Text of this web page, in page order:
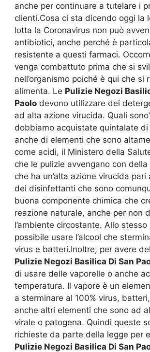
anche per continuare a tutelare i
clienti.Cosa ci sta dicendo oggi la
lotta la Coronavirus non può
antibiotici, anche perché è
resistente a questi farmaci.
venga combattuto prima che si
nell’organismo poiché è qui che si
alimenta. Le Pulizie Negozi
Paolo devono utilizzare dei
ad alta azione virucida. Quali
dobbiamo acquistate quintalate
anche di elementi che sono
come acidi, il Ministero della
che le pulizie avvengano con
che ha un’alta azione virucida pari
dei disinfettanti che sono
buona componente chimica che
reazione naturale, anche per non
l’ambiente circostante. Allo stesso
possibile usare l’alcool che
virus e batteri.Inoltre, per avere
Pulizie Negozi Basilica Di San
di usare delle vaporelle o anche
temperatura. Il vapore è un
a sterminare al 100% virus,
anche altri elementi che sono ad
virale o patogena. Quindi queste
richieste da parte della legge per
Pulizie Negozi Basilica Di San